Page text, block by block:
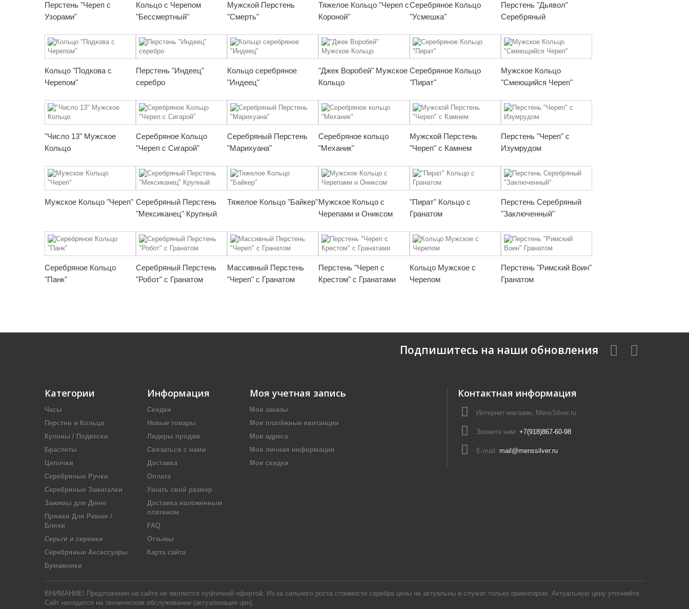
Перстень "Череп с
Узорами"
Кольцо с Черепом
"Бессмертный"
Мужской Перстень
"Смерть"
Тяжелое Кольцо "Череп с
Короной"
Серебряное Кольцо
"Усмешка"
Перстень "Дьявол"
Серебряный
Кольцо "Подкова с
Черепом"
Перстень "Индеец"
серебро
Кольцо серебряное
"Индеец"
"Джек Воробей" Мужское
Кольцо
Серебряное Кольцо
"Пират"
Мужское Кольцо
"Смеющийся Череп"
"Число 13" Мужское
Кольцо
Серебряное Кольцо
"Череп с Сигарой"
Серебряный Перстень
"Марихуана"
Серебряное кольцо
"Механик"
Мужской Перстень
"Череп" с Камнем
Перстень "Череп" с
Изумрудом
Мужское Кольцо "Череп" Серебряный Перстень
"Мексиканец" Крупный
Тяжелое Кольцо "Байкер"Мужское Кольцо с
Черепами и Ониксом
"Пират" Кольцо с
Гранатом
Перстень Серебряный
"Заключенный"
Серебряное Кольцо
"Панк"
Серебряный Перстень
"Робот" с Гранатом
Массивный Перстень
"Череп" с Гранатом
Перстень "Череп с
Крестом" с Гранатами
Кольцо Мужское с
Черепом
Перстень "Римский Воин"
Гранатом
Подпишитесь на наши обновления
Категории
Часы
Перстни и Кольца
Кулоны / Подвески
Браслеты
Цепочки
Серебряные Ручки
Серебряные Зажигалки
Зажимы для Денег
Пряжки Для Ремня /
Бляхи
Серьги и сережки
Серебряные Аксессуары
Бумажники
Информация
Скидки
Новые товары
Лидеры продаж
Связаться с нами
Доставка
Оплата
Узнать свой размер
Доставка наложенным
платежом
FAQ
Отзывы
Карта сайта
ВНИМАНИЕ! Предложения на сайте не являются публичной офертой. Из-за сильного роста стоимости серебра цены не актуальны и служат только ориентиром. Актуальную цену уточняйте.
Сайт находится на техническом обслуживании (актуализация цен).
Моя учетная запись
Мои заказы
Мои платёжные квитанции
Мои адреса
Моя личная информация
Мои скидки
Контактная информация
Интернет-магазин, MensSilver.ru
Звоните нам: +7(918)867-60-98
E-mail: mail@menssilver.ru